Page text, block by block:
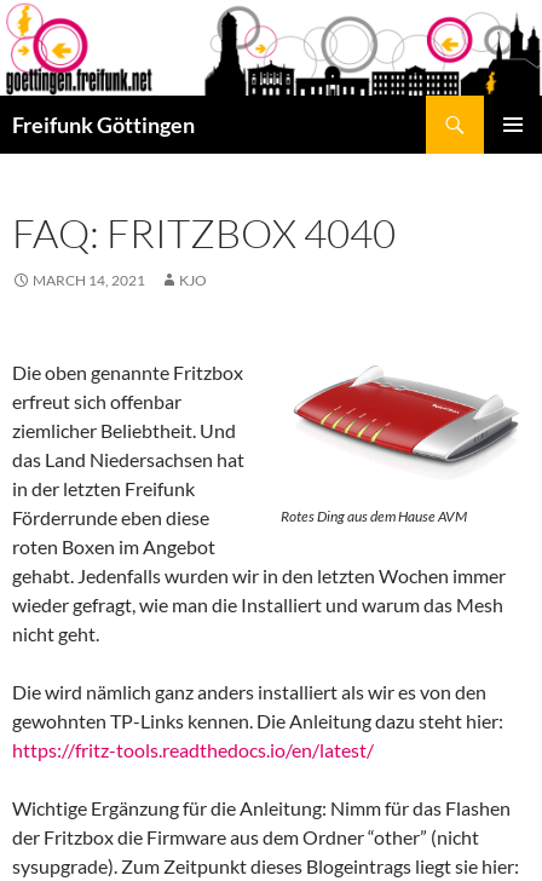
Skip
to
content
Freifunk Göttingen
FAQ: FRITZBOX 4040
MARCH 14, 2021 KJO
Rotes Ding aus dem Hause AVM
Die oben genannte Fritzbox
erfreut sich offenbar
ziemlicher Beliebtheit. Und
das Land Niedersachsen hat
in der letzten Freifunk
Förderrunde eben diese
roten Boxen im Angebot
gehabt. Jedenfalls wurden wir in den letzten Wochen immer
wieder gefragt, wie man die Installiert und warum das Mesh
nicht geht.
Die wird nämlich ganz anders installiert als wir es von den
gewohnten TP-Links kennen. Die Anleitung dazu steht hier:
https://fritz-tools.readthedocs.io/en/latest/
Wichtige Ergänzung für die Anleitung: Nimm für das Flashen
der Fritzbox die Firmware aus dem Ordner “other” (nicht
sysupgrade). Zum Zeitpunkt dieses Blogeintrags liegt sie hier: